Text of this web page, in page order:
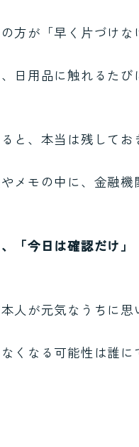
方が「早く片づけな
日用品に触れるた
と、本当は残して
メモの中に、金融
「今日は確認だけ
人が元気なうちに
くなる可能性は誰